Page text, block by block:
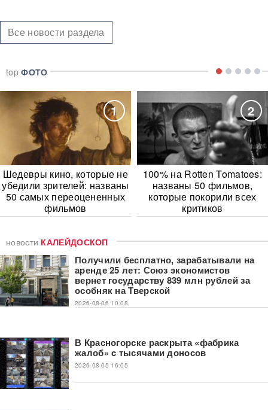
Все новости раздела
topФОТО
1
Шедевры кино, которые не
убедили зрителей: названы
50 самых переоцененных
фильмов
2
100% на Rotten Tomatoes:
названы 50 фильмов,
которые покорили всех
критиков
новости КАЛЕЙДОСКОП
Получили бесплатно, зарабатывали на
аренде 25 лет: Союз экономистов
вернет государству 839 млн рублей за
особняк на Тверской
2026-08-06 10:08
В Красногорске раскрыта «фабрика
жалоб» c тысячами доносов
2026-08-05 16:05